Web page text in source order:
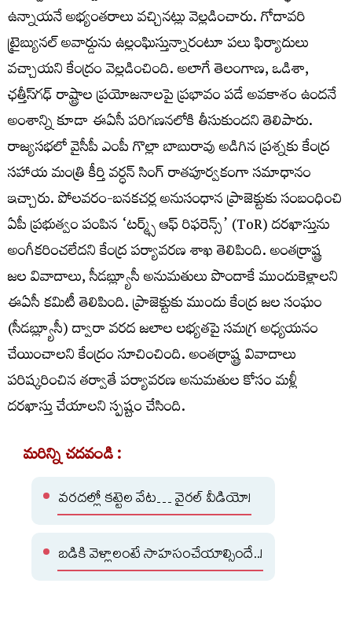
ఉన్నాయనే అభ్యంతరాలు వచ్చినట్లు వెల్లడించారు. గోదావరి
ట్రైబ్యునల్ అవార్డును ఉల్లంఘిస్తున్నారంటూ పలు ఫిర్యాదులు
వచ్చాయని కేంద్రం వెల్లడించింది. అలాగే తెలంగాణ, ఒడిశా,
ఛత్తీస్‌గఢ్ రాష్ట్రాల ప్రయోజనాలపై ప్రభావం పడే అవకాశం ఉందనే
అంశాన్ని కూడా ఈఏసీ పరిగణనలోకి తీసుకుందని తెలిపారు.
రాజ్యసభలో వైసీపీ ఎంపీ గొల్లా బాబురావు అడిగిన ప్రశ్నకు కేంద్ర
సహాయ మంత్రి కీర్తి వర్ధన్ సింగ్ రాతపూర్వకంగా సమాధానం
ఇచ్చారు. పోలవరం-బనకచర్ల అనుసంధాన ప్రాజెక్టుకు సంబంధించి
ఏపీ ప్రభుత్వం పంపిన ‘టర్మ్స్ ఆఫ్ రిఫరెన్స్’ (ToR) దరఖాస్తును
అంగీకరించలేదని కేంద్ర పర్యావరణ శాఖ తెలిపింది. అంతర్రాష్ట్ర
జల వివాదాలు, సీడబ్ల్యూసీ అనుమతులు పొందాకే ముందుకెళ్లాలని
ఈఏసీ కమిటీ తెలిపింది. ప్రాజెక్టుకు ముందు కేంద్ర జల సంఘం
(సీడబ్ల్యూసీ) ద్వారా వరద జలాల లభ్యతపై సమగ్ర అధ్యయనం
చేయించాలని కేంద్రం సూచించింది. అంతర్రాష్ట్ర వివాదాలు
పరిష్కరించిన తర్వాతే పర్యావరణ అనుమతుల కోసం మళ్లీ
దరఖాస్తు చేయాలని స్పష్టం చేసింది.
మరిన్ని చదవండి :
వరదల్లో కట్టెల వేట… వైరల్ వీడియో!
బడికి వెళ్లాలంటే సాహసంచేయాల్సిందే..!